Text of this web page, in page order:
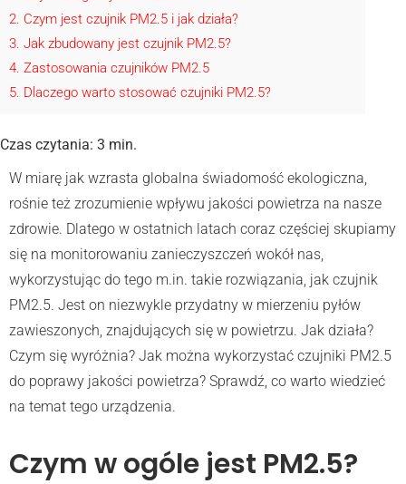
2 Czym jest czujnik PM2.5 i jak działa?
3 Jak zbudowany jest czujnik PM2.5?
4 Zastosowania czujników PM2.5
5 Dlaczego warto stosować czujniki PM2.5?
Czas czytania: 3 min.
W miarę jak wzrasta globalna świadomość ekologiczna,
rośnie też zrozumienie wpływu jakości powietrza na nasze
zdrowie. Dlatego w ostatnich latach coraz częściej skupiamy
się na monitorowaniu zanieczyszczeń wokół nas,
wykorzystując do tego m.in. takie rozwiązania, jak czujnik
PM2.5. Jest on niezwykle przydatny w mierzeniu pyłów
zawieszonych, znajdujących się w powietrzu. Jak działa?
Czym się wyróżnia? Jak można wykorzystać czujniki PM2.5
do poprawy jakości powietrza? Sprawdź, co warto wiedzieć
na temat tego urządzenia.
Czym w ogóle jest PM2.5?